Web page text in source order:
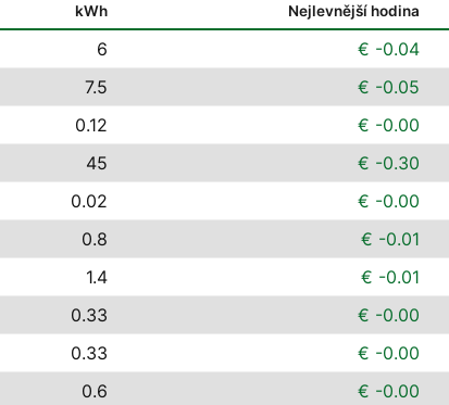
kWh Nejlevnější hodina
6 € -0.04
7.5 € -0.05
0.12 € -0.00
45 € -0.30
0.02 € -0.00
0.8 € -0.01
1.4 € -0.01
0.33 € -0.00
0.33 € -0.00
0.6 € -0.00